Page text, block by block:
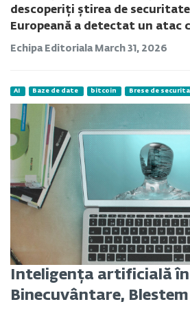
descoperiți știrea de securitate
Europeană a detectat un atac
Echipa Editoriala March 31, 2026
AI Baze de date bitcoin Brese de
Inteligența artificială
Binecuvântare,